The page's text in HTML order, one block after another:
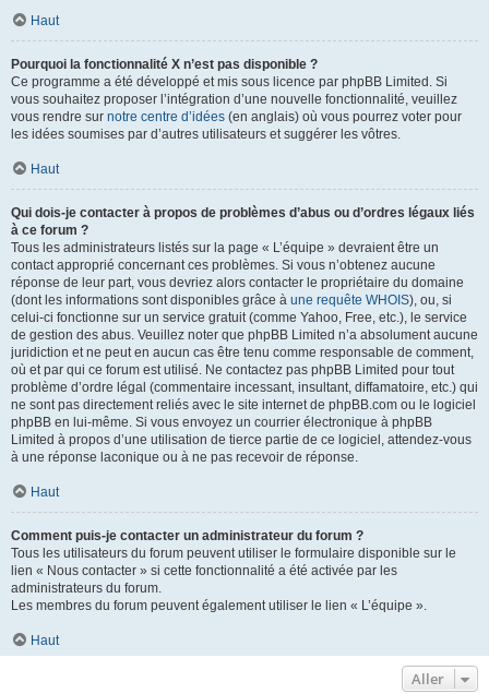
Haut
Pourquoi la fonctionnalité X n’est pas disponible ?
Ce programme a été développé et mis sous licence par phpBB Limited. Si
vous souhaitez proposer l’intégration d’une nouvelle fonctionnalité, veuillez
vous rendre sur notre centre d’idées (en anglais) où vous pourrez voter pour
les idées soumises par d’autres utilisateurs et suggérer les vôtres.
Haut
Qui dois-je contacter à propos de problèmes d’abus ou d’ordres légaux liés
à ce forum ?
Tous les administrateurs listés sur la page « L’équipe » devraient être un
contact approprié concernant ces problèmes. Si vous n’obtenez aucune
réponse de leur part, vous devriez alors contacter le propriétaire du domaine
(dont les informations sont disponibles grâce à une requête WHOIS), ou, si
celui-ci fonctionne sur un service gratuit (comme Yahoo, Free, etc.), le service
de gestion des abus. Veuillez noter que phpBB Limited n’a absolument aucune
juridiction et ne peut en aucun cas être tenu comme responsable de comment,
où et par qui ce forum est utilisé. Ne contactez pas phpBB Limited pour tout
problème d’ordre légal (commentaire incessant, insultant, diffamatoire, etc.) qui
ne sont pas directement reliés avec le site internet de phpBB.com ou le logiciel
phpBB en lui-même. Si vous envoyez un courrier électronique à phpBB
Limited à propos d’une utilisation de tierce partie de ce logiciel, attendez-vous
à une réponse laconique ou à ne pas recevoir de réponse.
Haut
Comment puis-je contacter un administrateur du forum ?
Tous les utilisateurs du forum peuvent utiliser le formulaire disponible sur le
lien « Nous contacter » si cette fonctionnalité a été activée par les
administrateurs du forum.
Les membres du forum peuvent également utiliser le lien « L’équipe ».
Haut
Aller